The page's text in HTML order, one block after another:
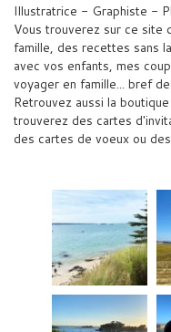
Illustratrice - Graphiste -
Vous trouverez sur ce site
famille, des recettes sans
avec vos enfants, mes
voyager en famille... bref
Retrouvez aussi la
trouverez des cartes
des cartes de voeux ou